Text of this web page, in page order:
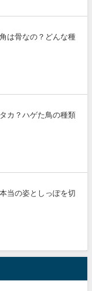
は骨なの？どんな種
カ？ハゲた鳥の種類
当の姿としっぽを切